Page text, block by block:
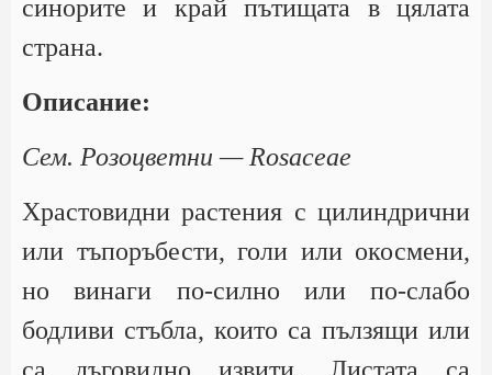
синорите и край пътищата в цялата
страна.
Описание:
Сем. Розоцветни — Rosaceae
Храстовидни растения с цилиндрични
или тъпоръбести, голи или окосмени,
но винаги по-силно или по-слабо
бодливи стъбла, които са пълзящи или